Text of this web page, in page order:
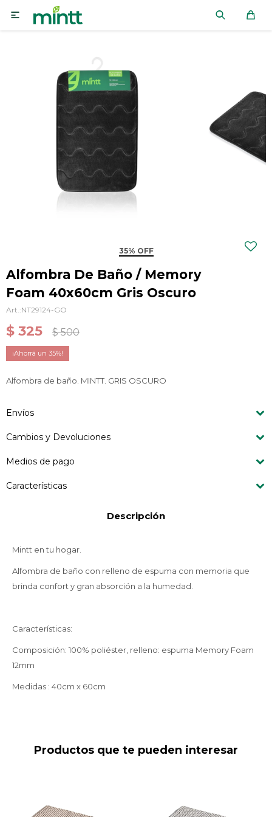

35% OFF
Alfombra De Baño / Memory
Foam 40x60cm Gris Oscuro
NT29124-GO
$ 325 $ 500
35
Alfombra de baño. MINTT. GRIS OSCURO
Envíos
Cambios y Devoluciones
Medios de pago
Características
Descripción
Mintt en tu hogar.
Alfombra de baño con relleno de espuma con memoria que
brinda confort y gran absorción a la humedad.
Características:
Composición: 100% poliéster, relleno: espuma Memory Foam
12mm
Medidas : 40cm x 60cm
Productos que te pueden interesar